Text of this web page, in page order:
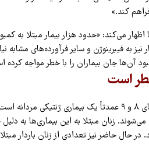
کند.»
و ۵۰۰ تا دو هزار بیمار نیز به فیبرینوژن و سایر
آن‌ها جان بیماران را با خطر مواجه کرده
است
ا
زنان مبتلا به این بیماری‌ها به
حال حاضر نیز تعدادی از زنان باردار